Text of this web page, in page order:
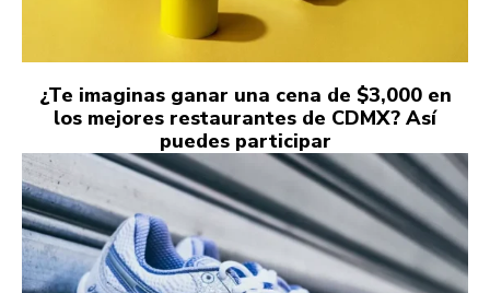
¿Te imaginas ganar una cena de $3,000 en
los mejores restaurantes de CDMX? Así
puedes participar